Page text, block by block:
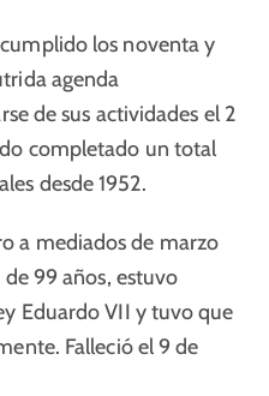
los noventa y
agenda
de sus actividades el 2
completado un total
desde 1952.
a mediados de marzo
99 años, estuvo
Eduardo VII y tuvo que
Falleció el 9 de